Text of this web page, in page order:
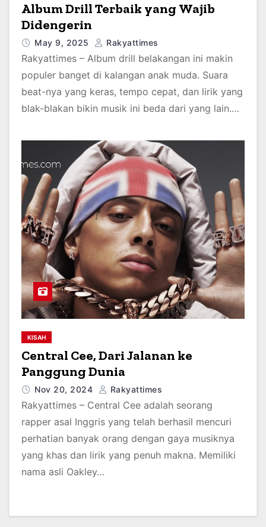
Album Drill Terbaik yang Wajib
Didengerin
May 9, 2025 Rakyattimes
Rakyattimes – Album drill belakangan ini makin
populer banget di kalangan anak muda. Suara
beat-nya yang keras, tempo cepat, dan lirik yang
blak-blakan bikin musik ini beda dari yang lain.…
KISAH
Central Cee, Dari Jalanan ke
Panggung Dunia
Nov 20, 2024 Rakyattimes
Rakyattimes – Central Cee adalah seorang
rapper asal Inggris yang telah berhasil mencuri
perhatian banyak orang dengan gaya musiknya
yang khas dan lirik yang penuh makna. Memiliki
nama asli Oakley…